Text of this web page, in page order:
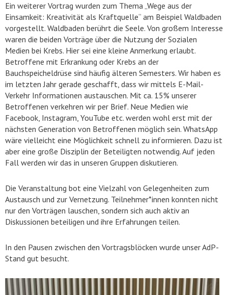
Ein weiterer Vortrag wurden zum Thema „Wege aus der
Einsamkeit: Kreativität als Kraftquelle“ am Beispiel Waldbaden
vorgestellt. Waldbaden berührt die Seele. Von großem Interesse
waren die beiden Vorträge über die Nutzung der Sozialen
Medien bei Krebs. Hier sei eine kleine Anmerkung erlaubt.
Betroffene mit Erkrankung oder Krebs an der
Bauchspeicheldrüse sind häufig älteren Semesters. Wir haben es
im letzten Jahr gerade geschafft, dass wir mittels E-Mail-
Verkehr Informationen austauschen. Mit ca. 15% unserer
Betroffenen verkehren wir per Brief. Neue Medien wie
Facebook, Instagram, YouTube etc. werden wohl erst mit der
nächsten Generation von Betroffenen möglich sein. WhatsApp
wäre vielleicht eine Möglichkeit schnell zu informieren. Dazu ist
aber eine große Disziplin der Beteiligten notwendig. Auf jeden
Fall werden wir das in unseren Gruppen diskutieren.
Die Veranstaltung bot eine Vielzahl von Gelegenheiten zum
Austausch und zur Vernetzung. Teilnehmer*innen konnten nicht
nur den Vorträgen lauschen, sondern sich auch aktiv an
Diskussionen beteiligen und ihre Erfahrungen teilen.
In den Pausen zwischen den Vortragsblöcken wurde unser AdP-
Stand gut besucht.